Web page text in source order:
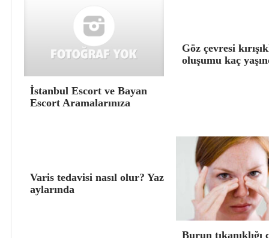
İstanbul Escort ve Bayan
Escort Aramalarınıza
Göz çevresi
oluşumu kaç
Varis tedavisi nasıl olur? Yaz
aylarında
Burun tıkanıklığı